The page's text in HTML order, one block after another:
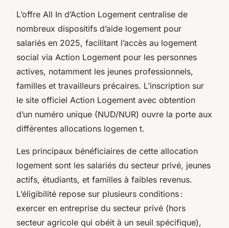
L’offre All In d’Action Logement centralise de
nombreux dispositifs d’aide logement pour
salariés en 2025, facilitant l’accès au logement
social via Action Logement pour les personnes
actives, notamment les jeunes professionnels,
familles et travailleurs précaires. L’inscription sur
le site officiel Action Logement avec obtention
d’un numéro unique (NUD/NUR) ouvre la porte aux
différentes allocations logemen t.
Les principaux bénéficiaires de cette allocation
logement sont les salariés du secteur privé, jeunes
actifs, étudiants, et familles à faibles revenus.
L’éligibilité repose sur plusieurs conditions :
exercer en entreprise du secteur privé (hors
secteur agricole qui obéit à un seuil spécifique),